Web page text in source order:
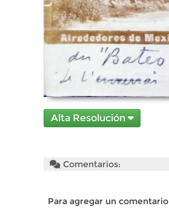
Alta Resolución
Comentarios:
Para agregar un comentario